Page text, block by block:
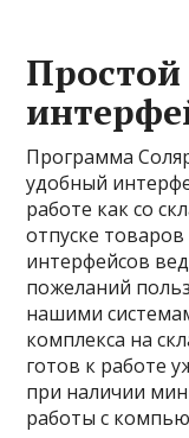
Программа
удобный
работе как со
отпуске
интерфейсов
пожеланий
нашими
комплекса на
готов к работе
при наличии
работы с